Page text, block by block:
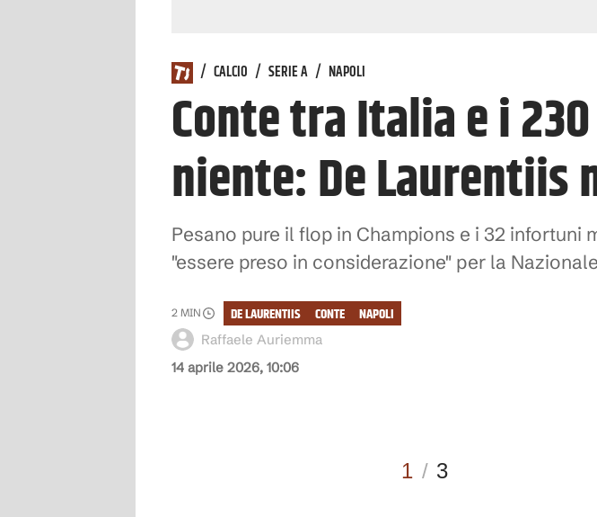
/ CALCIO / SERIE A / NAPOLI
Conte tra Italia e i
niente: De Laurentiis
Pesano pure il flop in Champions e i 32
"essere preso in considerazione" per la
14 aprile 2026, 10:06
Raffaele Auriemma
2 MIN NAPOLI
CONTE
DE LAURENTIIS
1 / 3